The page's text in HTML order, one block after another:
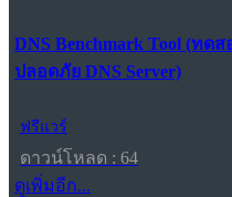
DNS Benchmark Tool (ทด
ปลอดภัย DNS Server)
ฟรีแวร์
ดาวน์โหลด : 64
ดูเพิ่มอีก...